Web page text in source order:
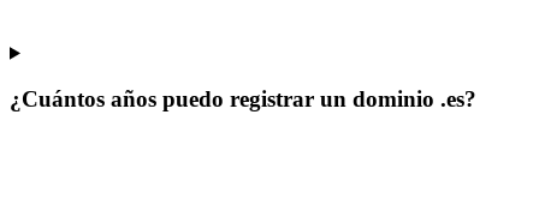
¿Cuántos años puedo registrar un dominio .es?